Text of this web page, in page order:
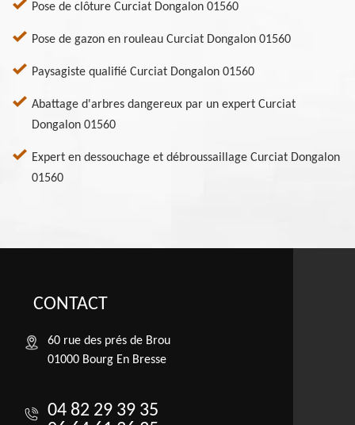
Pose de clôture Curciat Dongalon 01560
Pose de gazon en rouleau Curciat Dongalon 01560
Paysagiste qualifié Curciat Dongalon 01560
Abattage d'arbres dangereux par un expert Curciat
Dongalon 01560
Expert en dessouchage et débroussaillage Curciat Dongalon
01560
CONTACT
60 rue des prés de Brou
01000 Bourg En Bresse
04 82 29 39 35